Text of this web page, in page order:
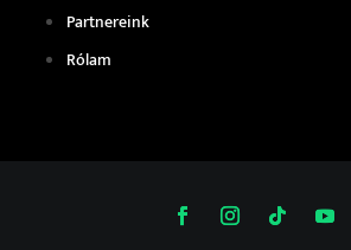
Partnereink
Rólam